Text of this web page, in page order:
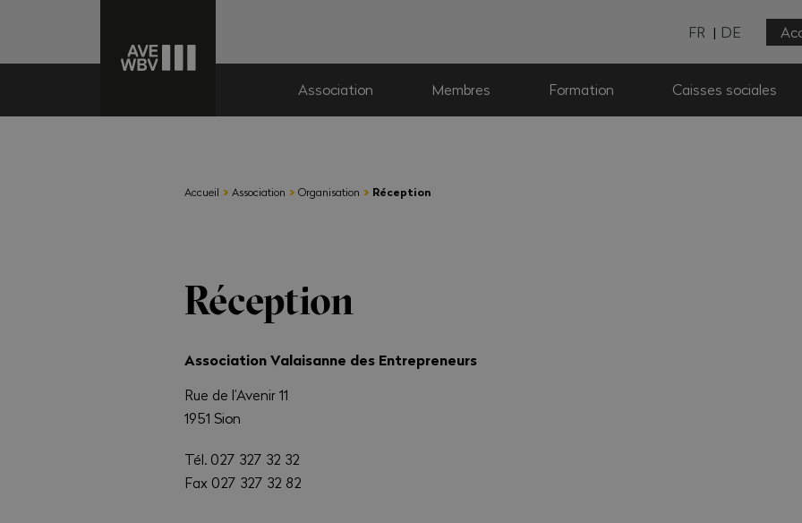
FR DE
Association Membres Formation Caisses sociales
Accueil › Association › Organisation › Réception
Réception
Association Valaisanne des Entrepreneurs
Rue de l’Avenir 11
1951 Sion
Tél. 027 327 32 32
Fax 027 327 32 82